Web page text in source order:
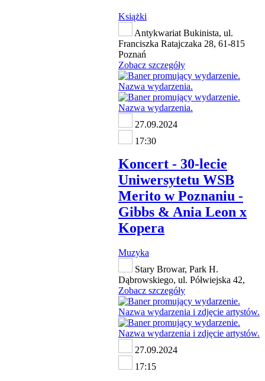
Książki
Antykwariat Bukinista, ul.
Franciszka Ratajczaka 28, 61-815
Poznań
Zobacz szczegóły
27.09.2024
17:30
Koncert - 30-lecie
Uniwersytetu WSB
Merito w Poznaniu -
Gibbs & Ania Leon x
Kopera
Muzyka
Stary Browar, Park H.
Dąbrowskiego, ul. Półwiejska 42,
Zobacz szczegóły
27.09.2024
17:15